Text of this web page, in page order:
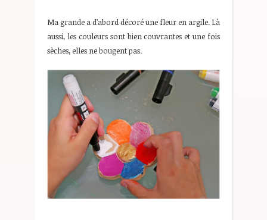
Ma grande a d’abord décoré une fleur en argile. Là
aussi, les couleurs sont bien couvrantes et une fois
sèches, elles ne bougent pas.